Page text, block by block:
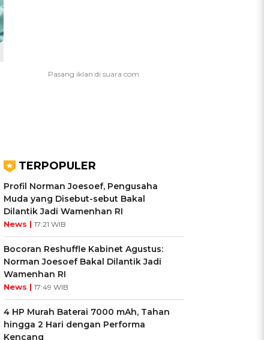
TERPOPULER
Profil Norman Joesoef, Pengusaha
Muda yang Disebut-sebut Bakal
Dilantik Jadi Wamenhan RI
News | 17:21 WIB
Bocoran Reshuffle Kabinet Agustus:
Norman Joesoef Bakal Dilantik Jadi
Wamenhan RI
News | 17:49 WIB
4 HP Murah Baterai 7000 mAh, Tahan
hingga 2 Hari dengan Performa
Kencang